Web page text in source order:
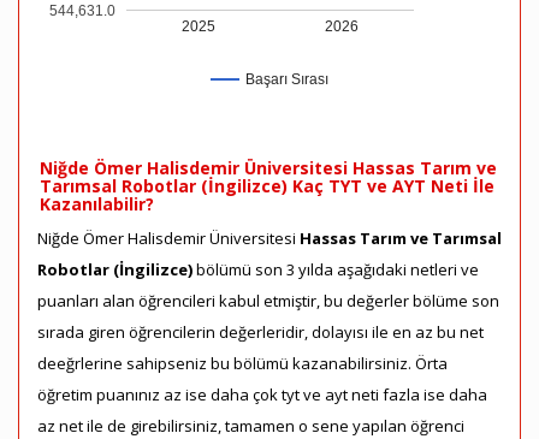
Başarı Sırası
2025 2026
544,631.0
Niğde Ömer Halisdemir Üniversitesi Hassas Tarım ve
Tarımsal Robotlar (İngilizce) Kaç TYT ve AYT Neti İle
Kazanılabilir?
Niğde Ömer Halisdemir Üniversitesi Hassas Tarım ve Tarımsal
Robotlar (İngilizce)bölümü son 3 yılda aşağıdaki netleri ve
puanları alan öğrencileri kabul etmiştir, bu değerler bölüme son
sırada giren öğrencilerin değerleridir, dolayısı ile en az bu net
deeğrlerine sahipseniz bu bölümü kazanabilirsiniz. Örta
öğretim puanınız az ise daha çok tyt ve ayt neti fazla ise daha
az net ile de girebilirsiniz, tamamen o sene yapılan öğrenci